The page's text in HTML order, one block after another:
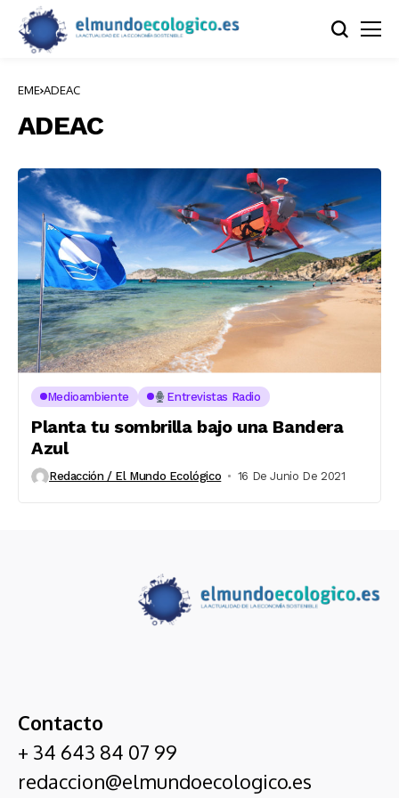
EME ADEAC
ADEAC
Medioambiente Entrevistas Radio
Planta tu sombrilla bajo una Bandera
Azul
Redacción / El Mundo Ecológico 16 De Junio De 2021
Contacto
+ 34 643 84 07 99
redaccion@elmundoecologico.es